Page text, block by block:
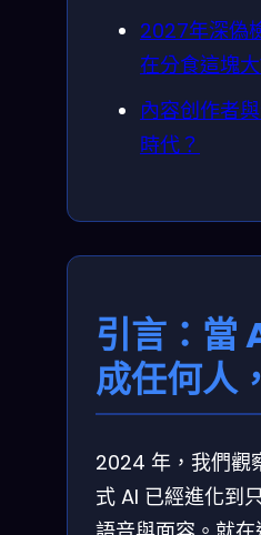
2027年深偽
在分食這塊
內容创作者
時代？
引言：當
成任何人
2024 年，我們觀
式 AI 已經進化到